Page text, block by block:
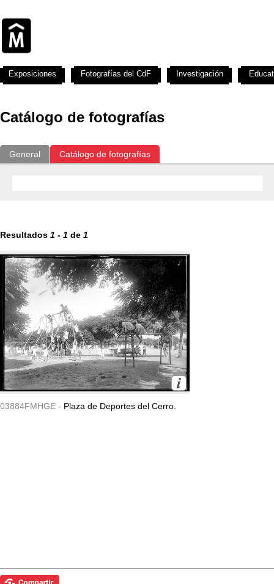
Catálogo de fotografías
General Catálogo de fotografías
Resultados 1 - 1 de 1
03884FMHGE - Plaza de Deportes del Cerro.
Exposiciones Fotografías del CdF Investigación